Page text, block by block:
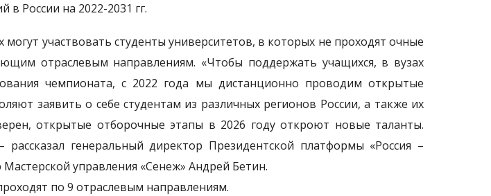
в России на 2022-2031 гг.
участвовать студенты университетов, в которых не проходят очные
отраслевым направлениям. «Чтобы поддержать учащихся, в вузах
чемпионата, с 2022 года мы дистанционно проводим открытые
заявить о себе студентам из различных регионов России, а также их
открытые отборочные этапы в 2026 году откроют новые таланты.
рассказал генеральный директор Президентской платформы «Россия –
управления «Сенеж» Андрей Бетин.
по 9 отраслевым направлениям.